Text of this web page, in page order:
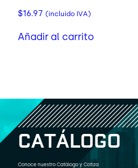
$16.97 (incluido IVA)
Añadir al carrito
CATÁLOGO
Conoce nuestro Catálogo y Cotiza